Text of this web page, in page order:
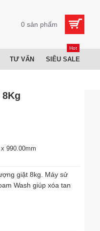
0 sản phẩm
TƯ VẤN SIÊU SALE
Hot
990.00mm
giặt 8kg. Máy sử
Wash giúp xóa tan